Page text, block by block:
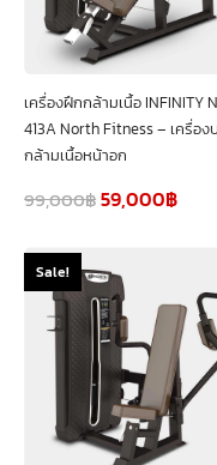
เครื่องฝึกกล้ามเนื้อ INFINITY
413A North Fitness – เครื่อง
กล้ามเนื้อหน้าอก
99,000฿59,000฿
Sale!